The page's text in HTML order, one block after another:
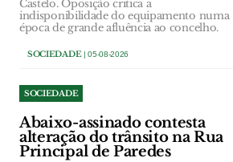
Castelo. Oposição critica a
indisponibilidade do equipamento numa
época de grande afluência ao concelho.
SOCIEDADE| 05-08-2026
SOCIEDADE
Abaixo-assinado contesta
alteração do trânsito na Rua
Principal de Paredes